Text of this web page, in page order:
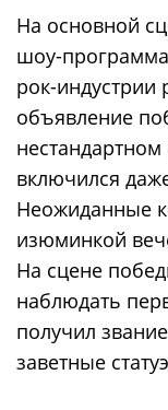
На основной
шоу-программа
рок-
объявление
включился
Неожиданные
изюминкой
На сцене
наблюдать
получил
заветные